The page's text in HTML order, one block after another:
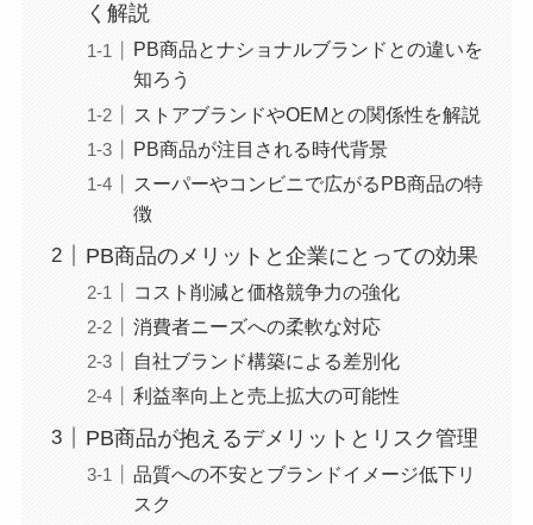
く解説
PB商品とナショナルブランドとの違いを
知ろう
ストアブランドやOEMとの関係性を解説
PB商品が注目される時代背景
スーパーやコンビニで広がるPB商品の特
徴
PB商品のメリットと企業にとっての効果
コスト削減と価格競争力の強化
消費者ニーズへの柔軟な対応
自社ブランド構築による差別化
利益率向上と売上拡大の可能性
PB商品が抱えるデメリットとリスク管理
品質への不安とブランドイメージ低下リ
スク